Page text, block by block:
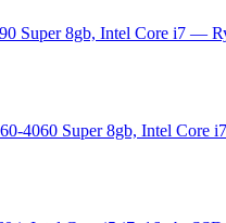
Super 8gb, Intel Core i7 —
Super 8gb, Intel Core